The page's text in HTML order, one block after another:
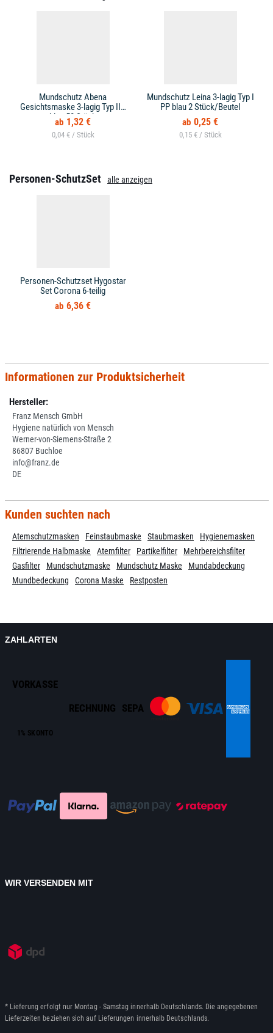
Mundschutz Abena
Gesichtsmaske 3-lagig Typ IIR
blau 50 Stück
1,32 €
0,04 € /
Mundschutz Leina 3-lagig Typ I
PP blau 2 Stück/Beutel
0,25 €
0,15 € /
Personen-SchutzSet alle anzeigen
Personen-Schutzset Hygostar
Set Corona 6-teilig
6,36 €
Informationen zur Produktsicherheit
Hersteller:
Franz Mensch GmbH
Hygiene natürlich von Mensch
Werner-von-Siemens-Straße 2
86807 Buchloe
info@franz.de
DE
Kunden suchten nach
Atemschutzmasken Feinstaubmaske Staubmasken
Hygienemasken
Filtrierende Halbmaske
Atemfilter Partikelfilter
Mehrbereichsfilter
Gasfilter
Mundschutzmaske Mundschutz Maske
Mundabdeckung
Mundbedeckung
Corona Maske Restposten
ZAHLARTEN
VORKASSE
1% SKONTO
RECHNUNG SEPA
WIR VERSENDEN MIT
* Lieferung erfolgt nur Montag - Samstag innerhalb Deutschlands. Die angegebenen
Lieferzeiten beziehen sich auf Lieferungen innerhalb Deutschlands.